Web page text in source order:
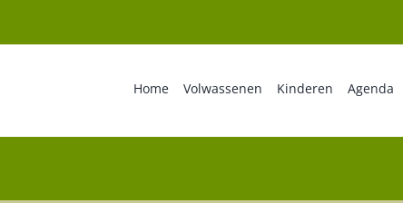
Home Volwassenen Kinderen Agenda